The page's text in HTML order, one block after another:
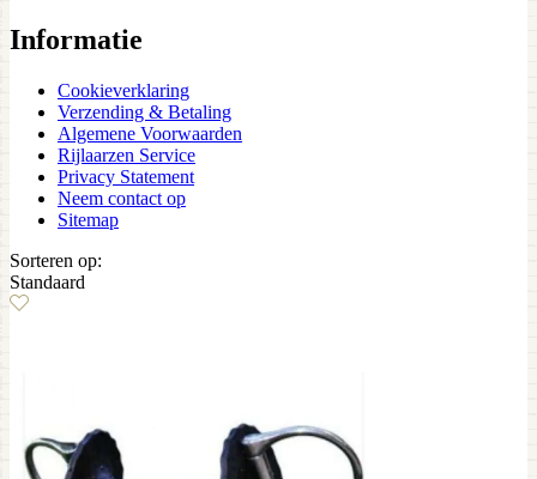
Informatie
Cookieverklaring
Verzending & Betaling
Algemene Voorwaarden
Rijlaarzen Service
Privacy Statement
Neem contact op
Sitemap
Sorteren op:
Standaard